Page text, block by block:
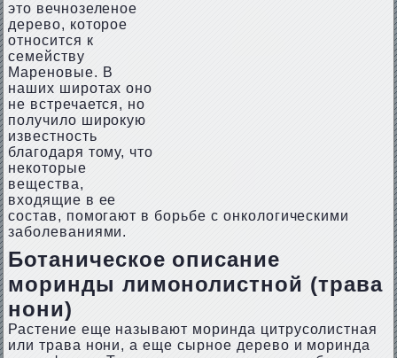
это вечнозеленое
дерево, которое
относится к
семейству
Мареновые. В
наших широтах оно
не встречается, но
получило широкую
известность
благодаря тому, что
некоторые
вещества,
входящие в ее
состав, помогают в борьбе с онкологическими
заболеваниями.
Ботаническое описание
моринды лимонолистной (трава
нони)
Растение еще называют моринда цитрусолистная
или трава нони, а еще сырное дерево и моринда